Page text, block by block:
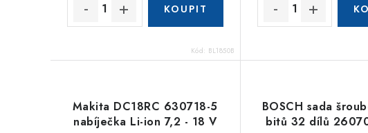
Kód: BL1850B
Makita DC18RC 630718-5
nabíječka Li-ion 7,2 - 18 V
BOSCH sada
bitů 32 dílů